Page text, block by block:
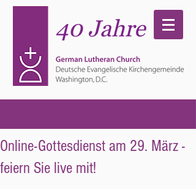
Online-Gottesdienst am 29. März -
feiern Sie live mit!